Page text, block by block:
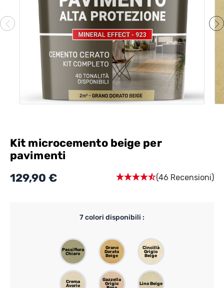
Kit microcemento beige per
pavimenti
129,90 €
(46 Recensioni)
7colori disponibili :
Passiflora
Chiaro
Grano
Dorato
Beige
Cincillà
Grigio
Beige
Crema
Avorio
Gazzella
Grigio
Lino Beige